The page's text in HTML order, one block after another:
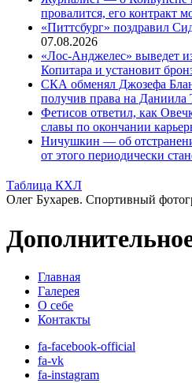
провалится, его контракт
«Питтсбург» поздравил
07.08.2026
«Лос-Анджелес» выведет
Копитара и установит
СКА обменял Джозефа
получив права на Даниила
Фетисов ответил, как
славы по окончании
Ничушкин — об
от этого периодически
Таблица КХЛ
Олег Бухарев. Спортивный
Главная
Галерея
О себе
Контакты
fa-facebook-official
fa-vk
fa-instagram